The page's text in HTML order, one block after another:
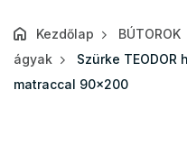
Kezdőlap BÚTOROK
ágyak
Szürke
matraccal 90x200